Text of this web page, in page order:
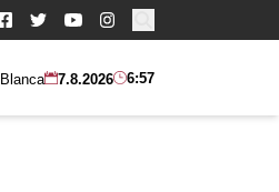
Buscar:
7.8.2026 6:57